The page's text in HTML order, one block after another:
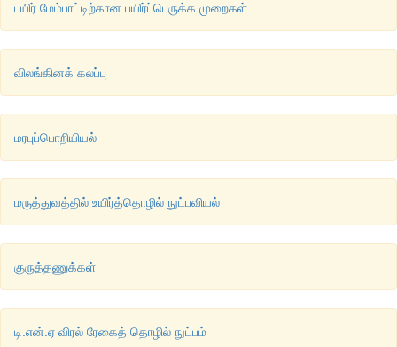
பயிர் மேம்பாட்டிற்கான பயிர்ப்பெருக்க முறைகள்
விலங்கினக் கலப்பு
மரபுப்பொறியியல்
மருத்துவத்தில் உயிர்த்தொழில் நுட்பவியல்
குருத்தணுக்கள்
டி.என்.ஏ விரல் ரேகைத் தொழில் நுட்பம்